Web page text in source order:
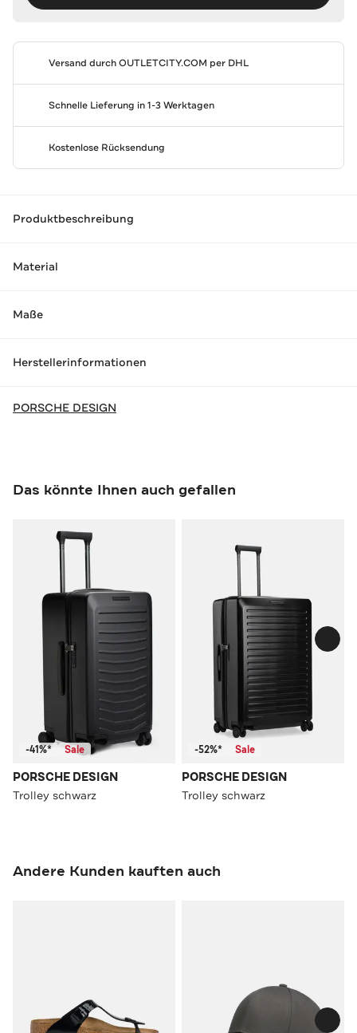
Versand durchOUTLETCITY.COM per DHL
Schnelle Lieferung in 1-3 Werktagen
Kostenlose Rücksendung
Produktbeschreibung
Material
Maße
Herstellerinformationen
PORSCHE DESIGN
Das könnte Ihnen auch gefallen
-41%* Sale
PORSCHE DESIGN
Trolley schwarz
-52%* Sale
PORSCHE DESIGN
Trolley schwarz
Andere Kunden kauften auch